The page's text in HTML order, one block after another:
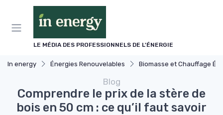
LE MÉDIA DES PROFESSIONNELS DE L'ÉNERGIE
In energy Énergies Renouvelables Biomasse et Chauffage Écologique
Blog
Comprendre le prix de la stère de
bois en 50 cm : ce qu’il faut savoir
Panneau de gestion des cookies